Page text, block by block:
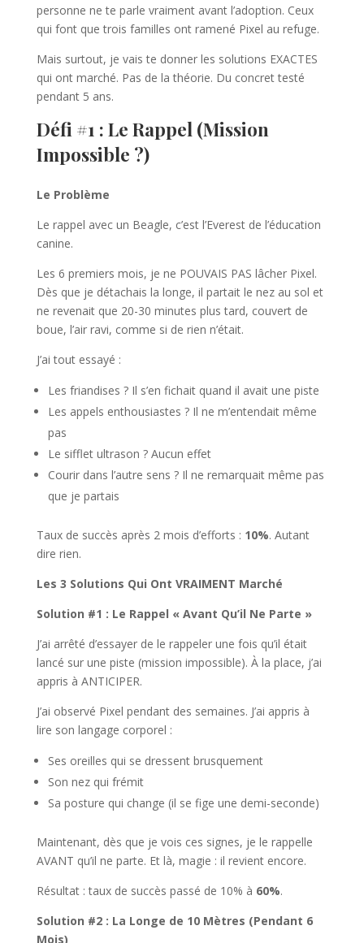
personne ne te parle vraiment avant l’adoption. Ceux
qui font que trois familles ont ramené Pixel au refuge.
Mais surtout, je vais te donner les solutions EXACTES
qui ont marché. Pas de la théorie. Du concret testé
pendant 5 ans.
Défi #1 : Le Rappel (Mission
Impossible ?)
Le Problème
Le rappel avec un Beagle, c’est l’Everest de l’éducation
canine.
Les 6 premiers mois, je ne POUVAIS PAS lâcher Pixel.
Dès que je détachais la longe, il partait le nez au sol et
ne revenait que 20-30 minutes plus tard, couvert de
boue, l’air ravi, comme si de rien n’était.
J’ai tout essayé :
Les friandises ? Il s’en fichait quand il avait une piste
Les appels enthousiastes ? Il ne m’entendait même
pas
Le sifflet ultrason ? Aucun effet
Courir dans l’autre sens ? Il ne remarquait même pas
que je partais
Taux de succès après 2 mois d’efforts : 10%. Autant
dire rien.
Les 3 Solutions Qui Ont VRAIMENT Marché
Solution #1 : Le Rappel « Avant Qu’il Ne Parte »
J’ai arrêté d’essayer de le rappeler une fois qu’il était
lancé sur une piste (mission impossible). À la place, j’ai
appris à ANTICIPER.
J’ai observé Pixel pendant des semaines. J’ai appris à
lire son langage corporel :
Ses oreilles qui se dressent brusquement
Son nez qui frémit
Sa posture qui change (il se fige une demi-seconde)
Maintenant, dès que je vois ces signes, je le rappelle
AVANT qu’il ne parte. Et là, magie : il revient encore.
Résultat : taux de succès passé de 10% à 60%.
Solution #2 : La Longe de 10 Mètres (Pendant 6
Mois)